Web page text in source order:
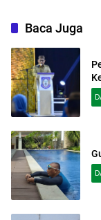
Baca Juga